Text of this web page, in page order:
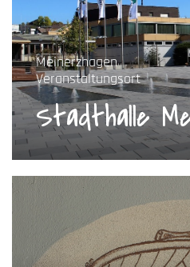
Meinerzhagen
Veranstaltungsort
Stadthalle